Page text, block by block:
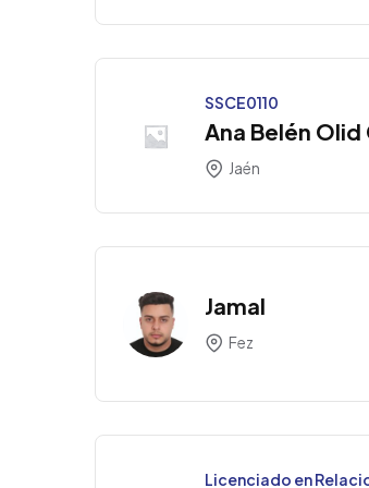
SSCE0110
Ana Belén Olid
Jaén
Jamal
Fez
Licenciado en